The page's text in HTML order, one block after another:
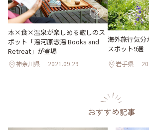
本×食×温泉が楽しめる癒しのス
ポット「湯河原惣湯 Books and
Retreat」が登場
神奈川県 2021.09.29
海外旅行気分
スポット9選
岩手県
おすすめ記事